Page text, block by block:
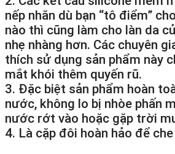
nếp nhăn dù bạn “tô điểm”
nào thì cũng làm cho làn da
nhẹ nhàng hơn. Các chuyên
thích sử dụng sản phẩm này
mắt khói thêm quyến rũ.
3. Đặc biệt sản phẩm hoàn
nước, không lo bị nhòe phấn
nước rớt vào hoặc gặp trời
4. Là cặp đôi hoàn hảo để